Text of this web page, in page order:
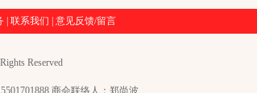
联系我们 意见反馈/留言
Reserved
商会联络人：郑尚波